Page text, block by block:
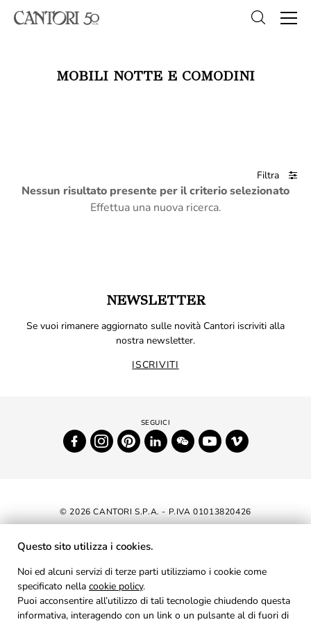
MOBILI NOTTE E COMODINI
Filtra
Nessun risultato presente per il criterio selezionato
Effettua una nuova ricerca.
NEWSLETTER
Se vuoi rimanere aggiornato sulle novità Cantori iscriviti alla
nostra newsletter.
ISCRIVITI
© 2026 CANTORI S.P.A. - P.IVA 01013820426
DICHIARAZIONE DI ACCESSIBILITÀ
AREA RISERVATA
PRIVACY
Questo sito utilizza i cookies.
Noi ed alcuni servizi di terze parti utilizziamo i cookie come
specificato nella cookie policy.
Puoi acconsentire all’utilizzo di tali tecnologie chiudendo questa
informativa, interagendo con un link o un pulsante al di fuori di